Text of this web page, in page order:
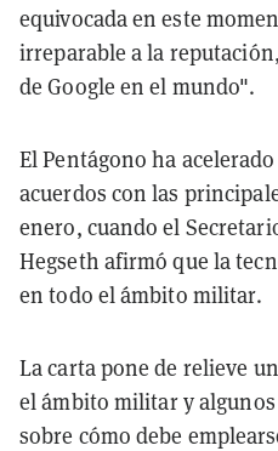
equivocada en este
irreparable a la
de Google en el mundo".
El Pentágono ha
acuerdos con las
enero, cuando el
Hegseth afirmó que la
en todo el ámbito militar.
La carta pone de relieve
el ámbito militar y
sobre cómo debe